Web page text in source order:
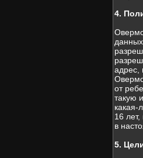
4.
адрес,
от
такую
какая-
16
в
5.